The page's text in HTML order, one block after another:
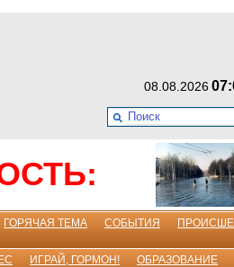
08.08.2026
ГОРЯЧАЯ ТЕМА СОБЫТИЯ
ИГРАЙ, ГОРМОН! ОБРАЗОВАНИЕ